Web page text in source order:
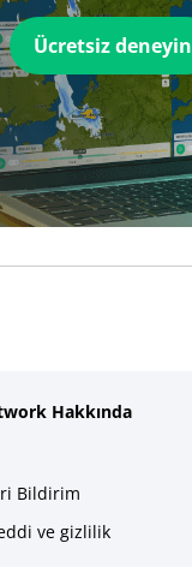
Ücretsiz deneyin
Hakkında
Bildirim
ve gizlilik